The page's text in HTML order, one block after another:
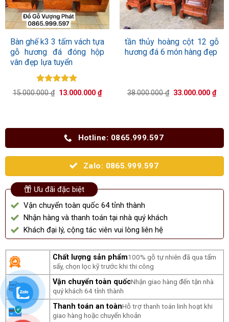
Bàn ghế k3 3 tấm vách tựa
gỗ hương đá đóng hộp
vân đẹp lựa tuyển
Được xếp
hạng
5.00
15.000.000₫ Giá
13.000.000₫Giá
hiện
tần thủy hoàng cột 12 gỗ
hương đá 6 món hàng đẹp
38.000.000₫ Giá
33.000.000₫Giá
Hotline: 0865.999.597
Zalo: 0865.999.597
Ưu đãi đặc biệt
Vận chuyển toàn quốc 64 tỉnh thành
Nhận hàng và thanh toán tại nhà quý khách
Khách đại lý, cộng tác viên vui lòng liên hệ
Chất lượng sản phẩm100% gỗ tự nhiên đã qua tẩm
sấy, chọn lọc kỹ trước khi thi công
Vận chuyển toàn quốcNhận giao hàng đến tận nhà
quý khách 64 tỉnh thành
Thanh toán an toànHỗ trợ thanh toán linh hoạt khi
giao hàng hoặc chuyển khoản